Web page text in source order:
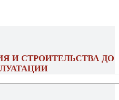
И СТРОИТЕЛЬСТВА ДО